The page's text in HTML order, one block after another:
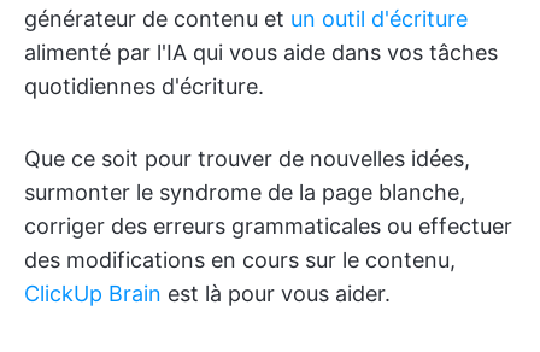
générateur de contenu et un outil d'écriture
alimenté par l'IA qui vous aide dans vos tâches
quotidiennes d'écriture.
Que ce soit pour trouver de nouvelles idées,
surmonter le syndrome de la page blanche,
corriger des erreurs grammaticales ou effectuer
des modifications en cours sur le contenu,
ClickUp Brain est là pour vous aider.